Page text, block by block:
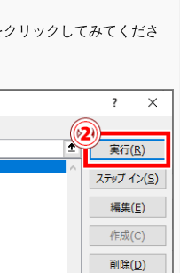
リックしてみてくださ